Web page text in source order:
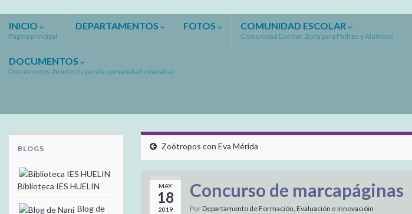
INICIO
Página principal
DEPARTAMENTOS FOTOS COMUNIDAD ESCOLAR
Comunidad Escolar. Zona para Padres y Alumnos
DOCUMENTOS
Documentos de interés para la comunidad educativa
Zoótropos con Eva Mérida
MAY
18
2019
Concurso de marcapáginas
PorDepartamento de Formación, Evaluación e Innovacióin
BLOGS
Biblioteca IES HUELIN
Blog de